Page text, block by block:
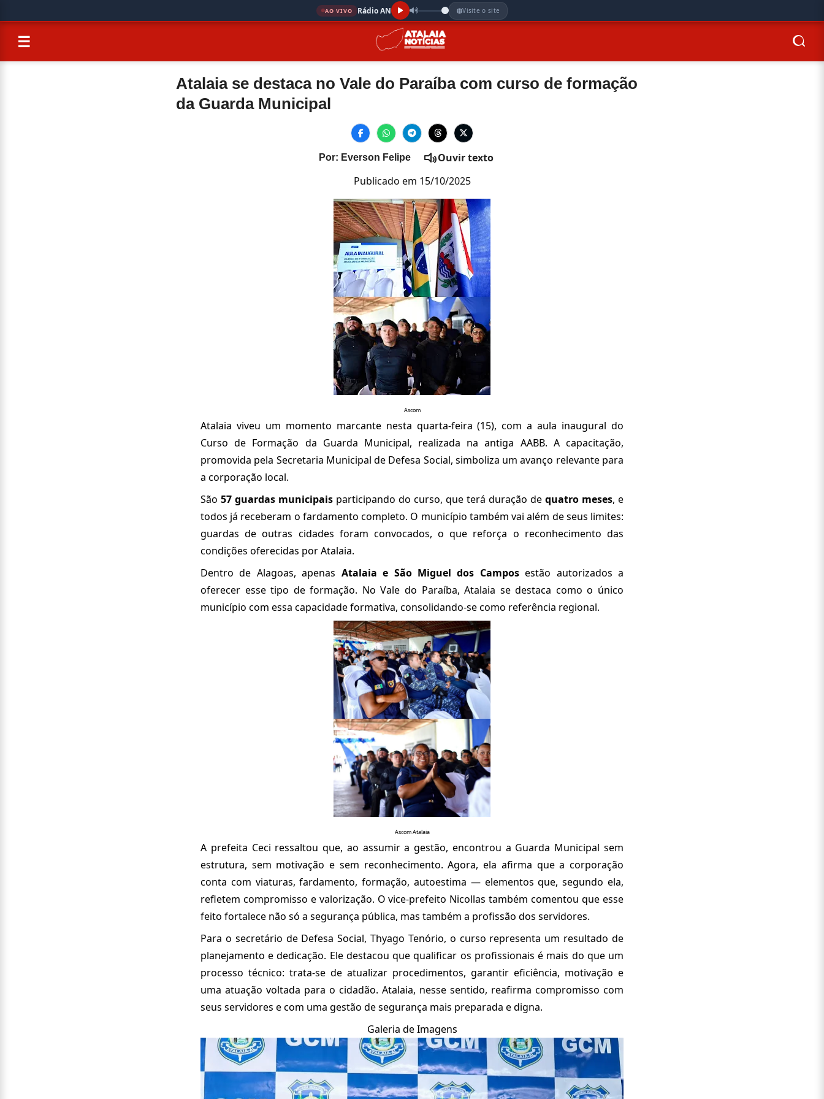
AO VIVO Rádio AN Visite o site
☰
Atalaia se destaca no Vale do Paraíba com curso de formação
da Guarda Municipal
Por: Everson Felipe
Ouvir texto
Publicado em 15/10/2025
Ascom
Atalaia viveu um momento marcante nesta quarta-feira (15), com a aula inaugural do
Curso de Formação da Guarda Municipal, realizada na antiga AABB. A capacitação,
promovida pela Secretaria Municipal de Defesa Social, simboliza um avanço relevante para
a corporação local.
São 57 guardas municipais participando do curso, que terá duração de quatro meses, e
todos já receberam o fardamento completo. O município também vai além de seus limites:
guardas de outras cidades foram convocados, o que reforça o reconhecimento das
condições oferecidas por Atalaia.
Dentro de Alagoas, apenas Atalaia e São Miguel dos Camposestão autorizados a
oferecer esse tipo de formação. No Vale do Paraíba, Atalaia se destaca como o único
município com essa capacidade formativa, consolidando-se como referência regional.
Ascom Atalaia
A prefeita Ceci ressaltou que, ao assumir a gestão, encontrou a Guarda Municipal sem
estrutura, sem motivação e sem reconhecimento. Agora, ela afirma que a corporação
conta com viaturas, fardamento, formação, autoestima — elementos que, segundo ela,
refletem compromisso e valorização. O vice-prefeito Nicollas também comentou que esse
feito fortalece não só a segurança pública, mas também a profissão dos servidores.
Para o secretário de Defesa Social, Thyago Tenório, o curso representa um resultado de
planejamento e dedicação. Ele destacou que qualificar os profissionais é mais do que um
processo técnico: trata-se de atualizar procedimentos, garantir eficiência, motivação e
uma atuação voltada para o cidadão. Atalaia, nesse sentido, reafirma compromisso com
seus servidores e com uma gestão de segurança mais preparada e digna.
Galeria de Imagens